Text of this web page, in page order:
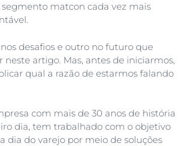
segmento matcon cada vez mais
desafios e outro no futuro que
artigo. Mas, antes de iniciarmos,
qual a razão de estarmos falando
com mais de 30 anos de história
dia, tem trabalhado com o objetivo
dia do varejo por meio de soluções